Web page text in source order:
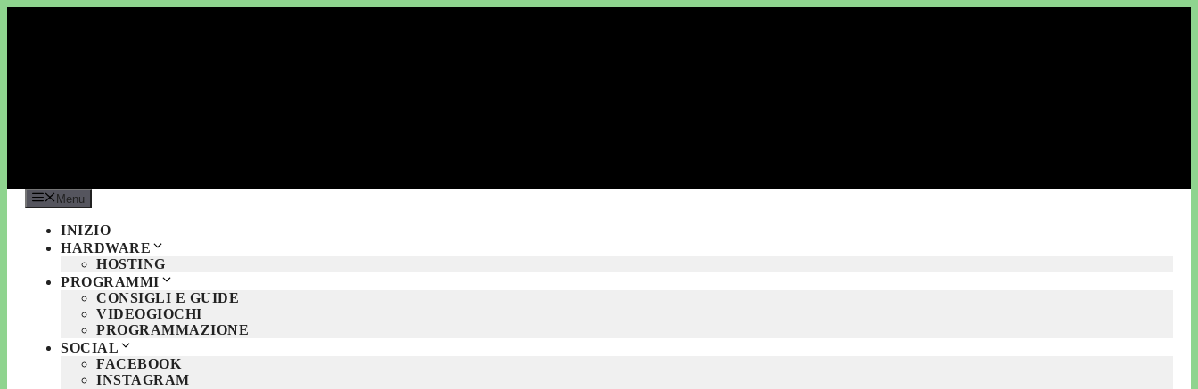
Menu
INIZIO
HARDWARE
HOSTING
PROGRAMMI
CONSIGLI E GUIDE
VIDEOGIOCHI
PROGRAMMAZIONE
SOCIAL
FACEBOOK
INSTAGRAM